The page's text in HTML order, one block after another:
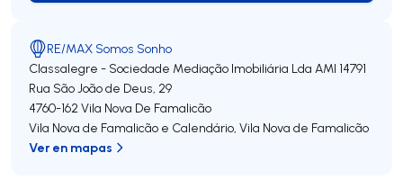
RE/MAX Somos Sonho
Classalegre - Sociedade Mediação Imobiliária Lda AMI 14791
Rua São João de Deus, 29
4760-162Vila Nova De Famalicão
Vila Nova de Famalicão e Calendário, Vila Nova de Famalicão
Ver en mapas